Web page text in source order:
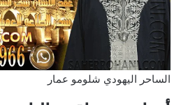
الساحر اليهودي شلومو عمار